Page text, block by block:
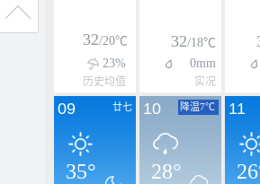
32/20℃
23%
历史均值
32/18℃
0mm
实况
廿七
09
35°
降温7℃
10
28°
11